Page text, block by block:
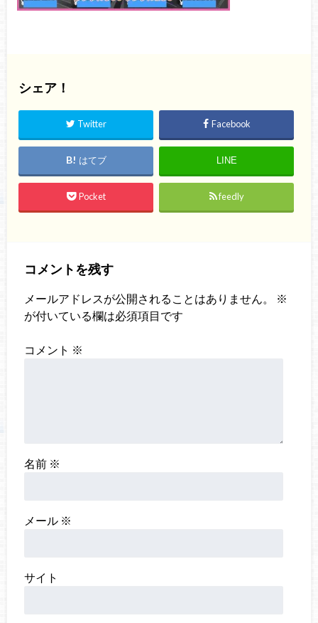
シェア！
Twitter Facebook
はてブ LINE
Pocket feedly
コメントを残す
メールアドレスが公開されることはありません。
※
が付いている欄は必須項目です
コメント ※
名前 ※
メール ※
サイト